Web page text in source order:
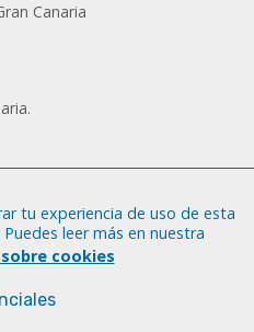
Canaria
tu experiencia de uso de esta
leer más en nuestra
cookies